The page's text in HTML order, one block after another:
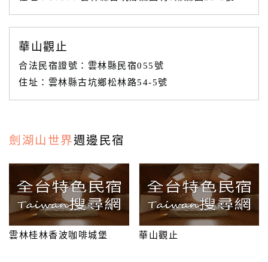
特
色
宿
租
網
紅
帶
你
華山觀止
合法民宿證號：雲林縣民宿055號
住址：雲林縣古坑鄉松林路54-5號
劍湖山世界週邊民宿
雲林桂林香波咖啡城堡 華山觀止